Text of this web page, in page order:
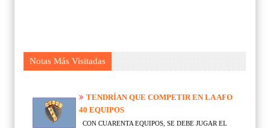
Notas Más Visitadas
TENDRÍAN QUE COMPETIR EN LA AFO
40 EQUIPOS
CON CUARENTA EQUIPOS, SE DEBE JUGAR EL